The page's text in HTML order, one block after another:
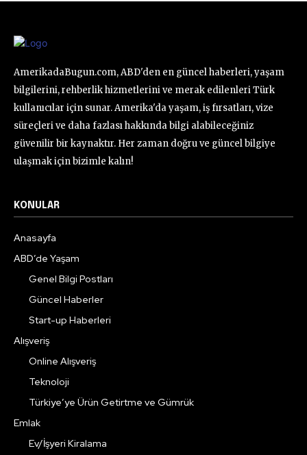
AmerikadaBugun.com, ABD'den en güncel haberleri, yaşam
bilgilerini, rehberlik hizmetlerini ve merak edilenleri Türk
kullanıcılar için sunar. Amerika'da yaşam, iş fırsatları, vize
süreçleri ve daha fazlası hakkında bilgi alabileceğiniz
güvenilir bir kaynaktır. Her zaman doğru ve güncel bilgiye
ulaşmak için bizimle kalın!
KONULAR
Anasayfa
ABD’de Yaşam
Genel Bilgi Postları
Güncel Haberler
Start-up Haberleri
Alışveriş
Online Alışveriş
Teknoloji
Türkiye’ye Ürün Getirtme ve Gümrük
Emlak
Ev/İşyeri Kiralama